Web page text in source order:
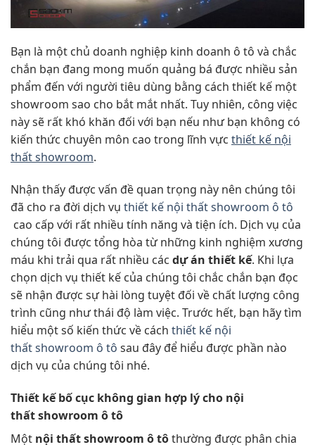
Bạn là một chủ doanh nghiệp kinh doanh ô tô và chắc
chắn bạn đang mong muốn quảng bá được nhiều sản
phẩm đến với người tiêu dùng bằng cách thiết kế một
showroom sao cho bắt mắt nhất. Tuy nhiên, công việc
này sẽ rất khó khăn đối với bạn nếu như bạn không có
kiến thức chuyên môn cao trong lĩnh vực thiết kế nội
thất showroom.
Nhận thấy được vấn đề quan trọng này nên chúng tôi
đã cho ra đời dịch vụ thiết kế nội thất showroom ô tô
cao cấp với rất nhiều tính năng và tiện ích. Dịch vụ của
chúng tôi được tổng hòa từ những kinh nghiệm xương
máu khi trải qua rất nhiều các dự án thiết kế. Khi lựa
chọn dịch vụ thiết kế của chúng tôi chắc chắn bạn đọc
sẽ nhận được sự hài lòng tuyệt đối về chất lượng công
trình cũng như thái độ làm việc. Trước hết, bạn hãy tìm
hiểu một số kiến thức về cách thiết kế nội
thất showroom ô tô sau đây để hiểu được phần nào
dịch vụ của chúng tôi nhé.
Thiết kế bố cục không gian hợp lý cho nội
thất showroom ô tô
Một nội thất showroom ô tôthường được phân chia